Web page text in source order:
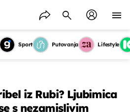
Sport Putovanja Lifestyle
iz Rubi? Ljubimica
s nezamislivim